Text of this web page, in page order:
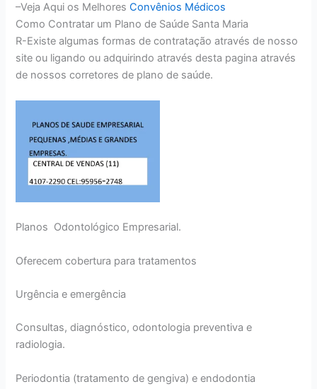
–Veja Aqui os MelhoresConvênios Médicos
Como Contratar um Plano de Saúde Santa Maria
R-Existe algumas formas de contratação através de nosso
site ou ligando ou adquirindo através desta pagina através
de nossos corretores de plano de saúde.
Planos Odontológico Empresarial.
Oferecem cobertura para tratamentos
Urgência e emergência
Consultas, diagnóstico, odontologia preventiva e
radiologia.
Periodontia (tratamento de gengiva) e endodontia